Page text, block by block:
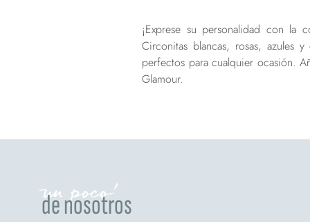
¡Exprese su personalidad con la
Circonitas blancas, rosas, azules
perfectos para cualquier ocasión.
Glamour.
un poco'
de nosotros